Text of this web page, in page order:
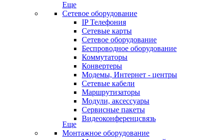
Еще
Сетевое оборудование
IP Телефония
Сетевые карты
Сетевое оборудование
Беспроводное оборудование
Коммутаторы
Конвертеры
Модемы, Интернет - центры
Сетевые кабели
Маршрутизаторы
Модули, аксессуары
Сервисные пакеты
Видеоконференцсвязь
Еще
Монтажное оборудование